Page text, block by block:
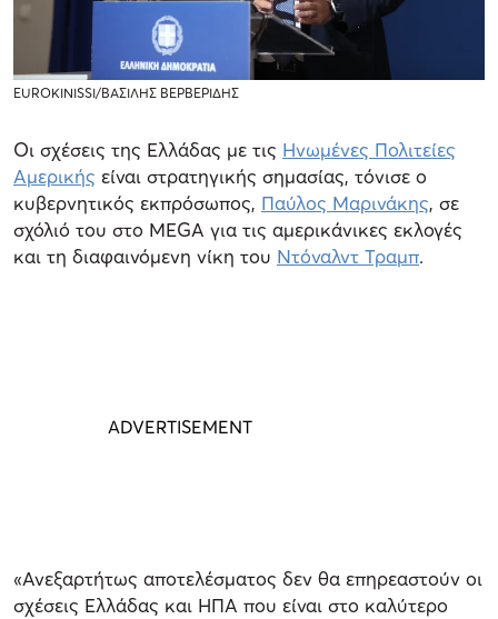
EUROKINISSI/ΒΑΣΙΛΗΣ ΒΕΡΒΕΡΙΔΗΣ
Οι σχέσεις της Ελλάδας με τις Ηνωμένες Πολιτείες
Αμερικής είναι στρατηγικής σημασίας, τόνισε ο
κυβερνητικός εκπρόσωπος, Παύλος Μαρινάκης, σε
σχόλιό του στο ΜEGA για τις αμερικάνικες εκλογές
και τη διαφαινόμενη νίκη του Ντόναλντ Τραμπ.
«Ανεξαρτήτως αποτελέσματος δεν θα επηρεαστούν οι
σχέσεις Ελλάδας και ΗΠΑ που είναι στο καλύτερο